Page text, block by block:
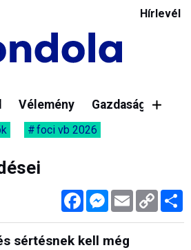
Hírlevél
Vélemény Gazdaság
foci vb 2026
FacebookMessenger
Email Copy
Link
sértésnek kell még